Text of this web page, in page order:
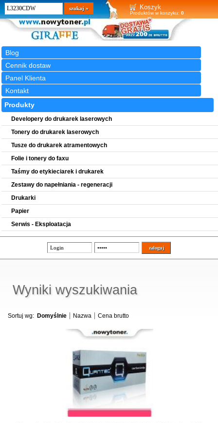
Koszyk
Produktów w koszyku: 0
Blog
Cennik dostaw
Panel Klienta
Kontakt
Wyszukiwarka
szukaj
Produkty
Developery do drukarek laserowych
Tonery do drukarek laserowych
Tusze do drukarek atramentowych
Folie i tonery do faxu
Taśmy do etykieciarek i drukarek
Zestawy do napełniania - regeneracji
Drukarki
Papier
Serwis - Eksploatacja
Wyniki wyszukiwania
Sortuj wg: Domyślnie Nazwa Cena brutto